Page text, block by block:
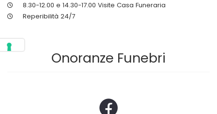
8.30-12.00 e 14.30-17.00 Visite Casa Funeraria
Reperibilità 24/7
Onoranze Funebri